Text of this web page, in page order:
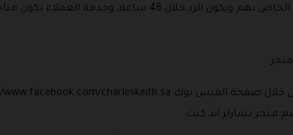
ومن خلال إرسال رسالة على البريد الالكتروني الخاص بهم ويكون
تشارلز اند كيث.